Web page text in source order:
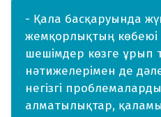
- Қала басқаруында
жемқорлықтың көбеюі
шешімдер көзге ұрып
нәтижелерімен де
негізгі
алматылықтар,